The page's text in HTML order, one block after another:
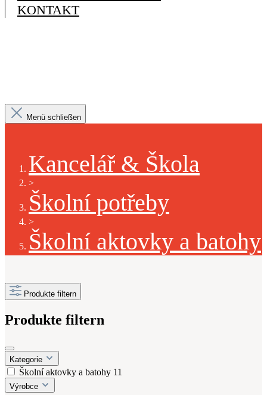
KONTAKT
Menü schließen
Kancelář & Škola
>
Školní potřeby
>
Školní aktovky a batohy
Produkte filtern
Produkte filtern
Kategorie
Školní aktovky a batohy 11
Výrobce